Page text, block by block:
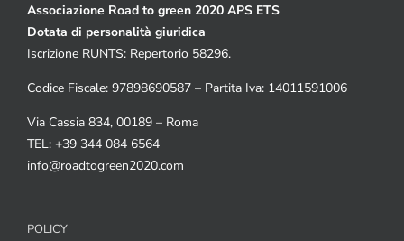
Associazione Road to green 2020 APS ETS
Dotata di personalità giuridica
Iscrizione RUNTS: Repertorio 58296.
Codice Fiscale: 97898690587 – Partita Iva: 14011591006
Via Cassia 834, 00189 – Roma
TEL: +39 344 084 6564
info@roadtogreen2020.com
POLICY